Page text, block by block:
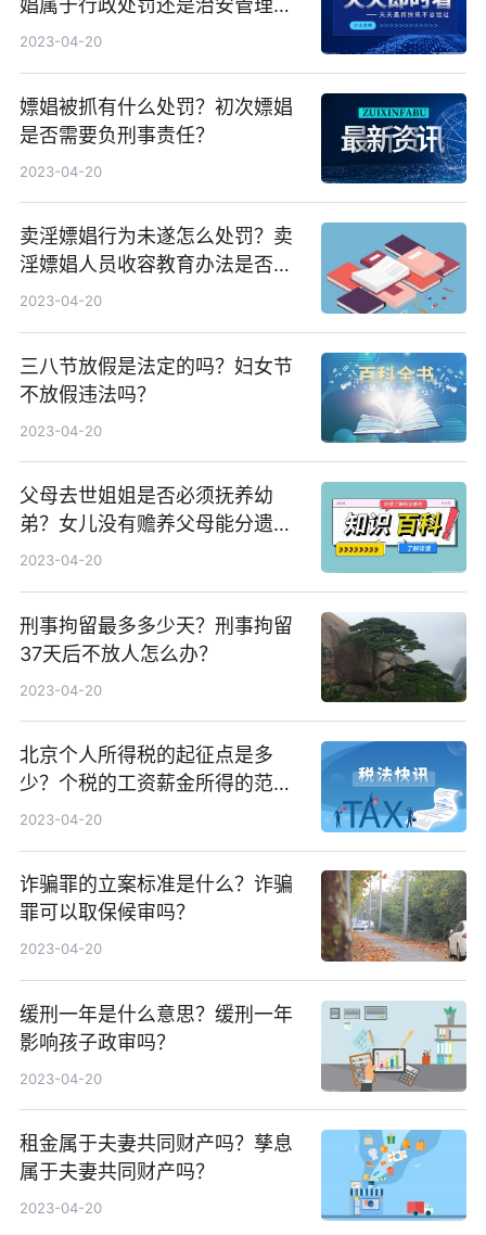
娼属于行政处罚还是治安管理处
罚？
2023-04-20
嫖娼被抓有什么处罚？初次嫖娼
是否需要负刑事责任？
2023-04-20
卖淫嫖娼行为未遂怎么处罚？卖
淫嫖娼人员收容教育办法是否废
止？
2023-04-20
三八节放假是法定的吗？妇女节
不放假违法吗？
2023-04-20
父母去世姐姐是否必须抚养幼
弟？女儿没有赡养父母能分遗产
吗？
2023-04-20
刑事拘留最多多少天？刑事拘留
37天后不放人怎么办？
2023-04-20
北京个人所得税的起征点是多
少？个税的工资薪金所得的范围
包括什么？
2023-04-20
诈骗罪的立案标准是什么？诈骗
罪可以取保候审吗？
2023-04-20
缓刑一年是什么意思？缓刑一年
影响孩子政审吗？
2023-04-20
租金属于夫妻共同财产吗？孳息
属于夫妻共同财产吗？
2023-04-20